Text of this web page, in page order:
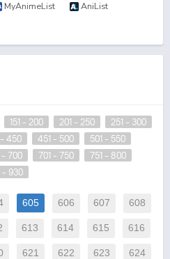
MyAnimeList AniList
151 - 200 201 - 250
251 - 300
- 450 451 - 500
501 - 550
- 700 701 - 750
751 - 800
- 930
605 606 607 608
613 614 615 616
621 622 623 624